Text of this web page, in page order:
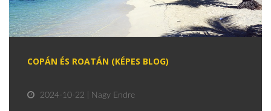
COPÁN ÉS ROATÁN (KÉPES BLOG)
2024-10-22 | Nagy Endre